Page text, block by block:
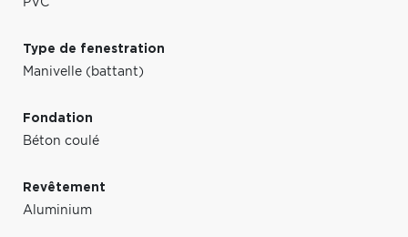
PVC
Type de fenestration
Manivelle (battant)
Fondation
Béton coulé
Revêtement
Aluminium